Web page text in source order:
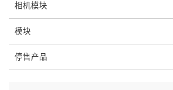
相机模块
模块
停售产品